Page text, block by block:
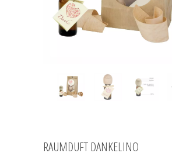
RAUMDUFT DANKELINO